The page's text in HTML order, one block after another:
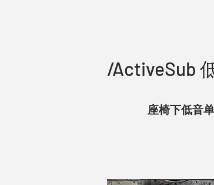
/ActiveSub
座椅下低音